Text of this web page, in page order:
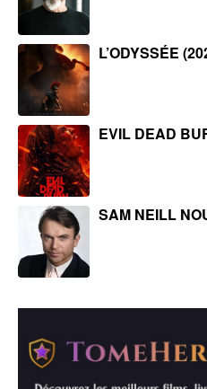
L’ODYSSÉE
EVIL DEAD
SAM NEILL